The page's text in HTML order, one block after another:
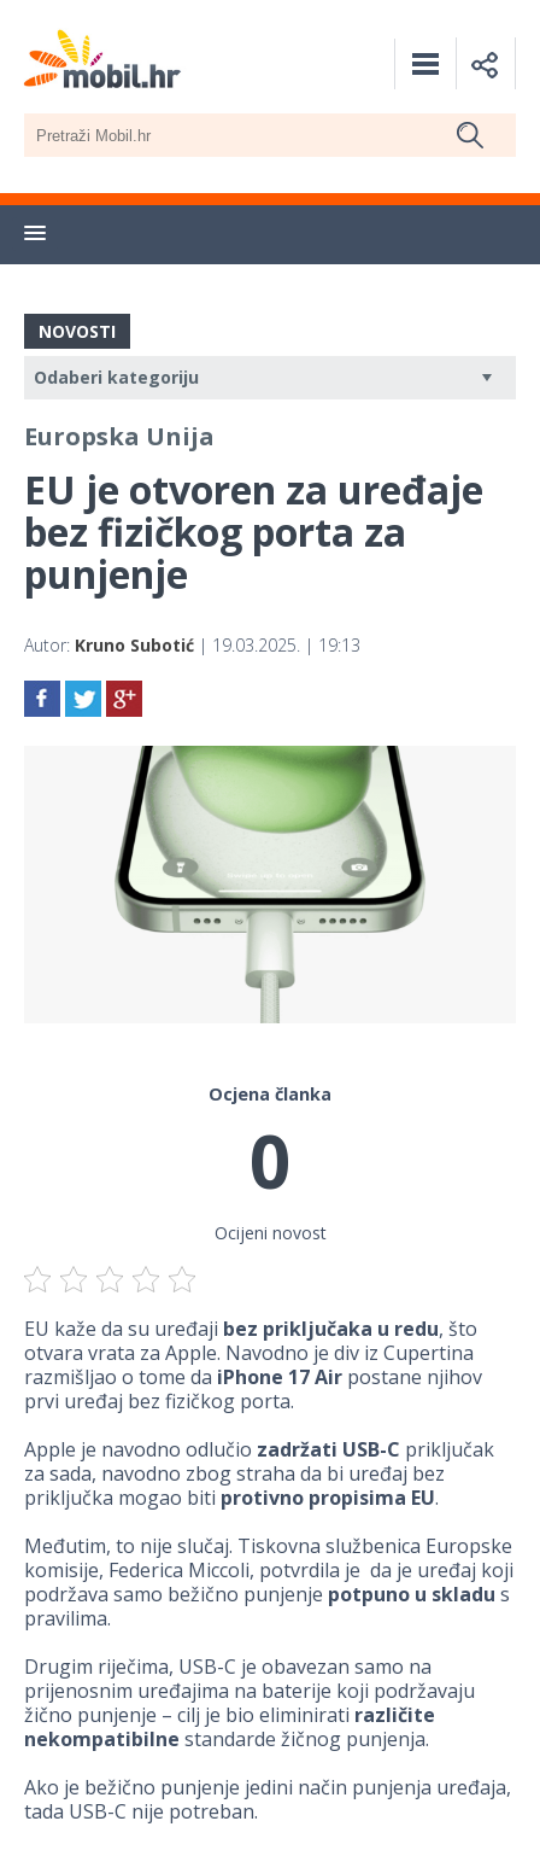
NOVOSTI
Europska Unija
EU je otvoren za uređaje
bez fizičkog porta za
punjenje
Autor: Kruno Subotić | 19.03.2025. | 19:13
Ocjena članka
0
Ocijeni novost
EU kaže da su uređaji bez priključaka u redu, što
otvara vrata za Apple. Navodno je div iz Cupertina
razmišljao o tome da iPhone 17 Air postane njihov
prvi uređaj bez fizičkog porta.
Apple je navodno odlučio zadržati USB-C priključak
za sada, navodno zbog straha da bi uređaj bez
priključka mogao biti protivno propisima EU.
Međutim, to nije slučaj. Tiskovna službenica Europske
komisije, Federica Miccoli, potvrdila je da je uređaj koji
podržava samo bežično punjenje potpuno u skladu s
pravilima.
Drugim riječima, USB-C je obavezan samo na
prijenosnim uređajima na baterije koji podržavaju
žično punjenje – cilj je bio eliminirati različite
nekompatibilne standarde žičnog punjenja.
Ako je bežično punjenje jedini način punjenja uređaja,
tada USB-C nije potreban.